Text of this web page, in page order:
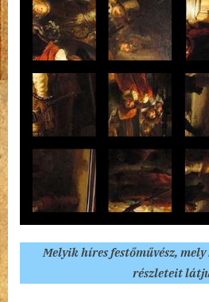
Melyik híres festőművész,
részleteit